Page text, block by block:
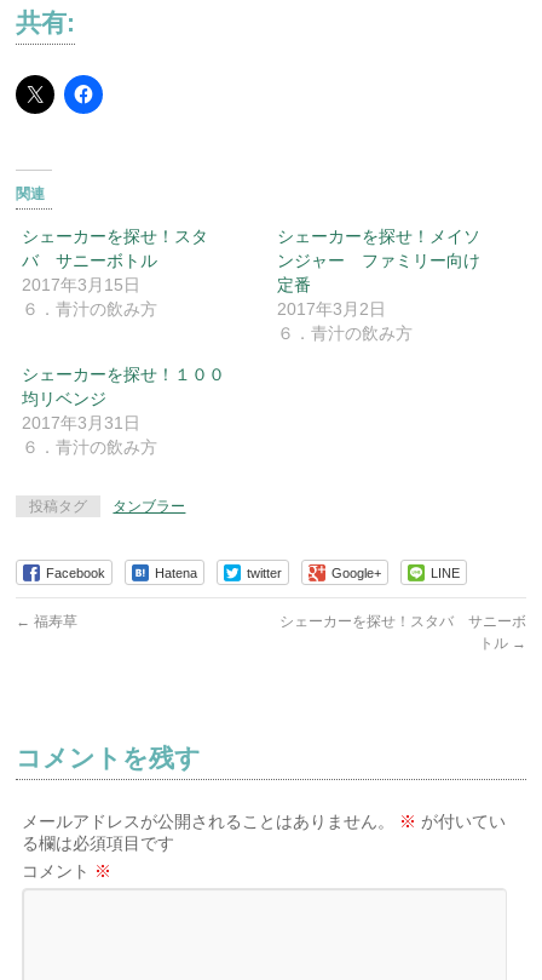
共有:
関連
シェーカーを探せ！スタ
バ サニーボトル
2017年3月15日
６．青汁の飲み方
シェーカーを探せ！メイソ
ンジャー ファミリー向け
定番
2017年3月2日
６．青汁の飲み方
シェーカーを探せ！１００
均リベンジ
2017年3月31日
６．青汁の飲み方
投稿タグ タンブラー
Facebook Hatena twitter Google+ LINE
← 福寿草
シェーカーを探せ！スタバ サニーボ
トル →
コメントを残す
メールアドレスが公開されることはありません。 ※ が付いてい
る欄は必須項目です
コメント ※